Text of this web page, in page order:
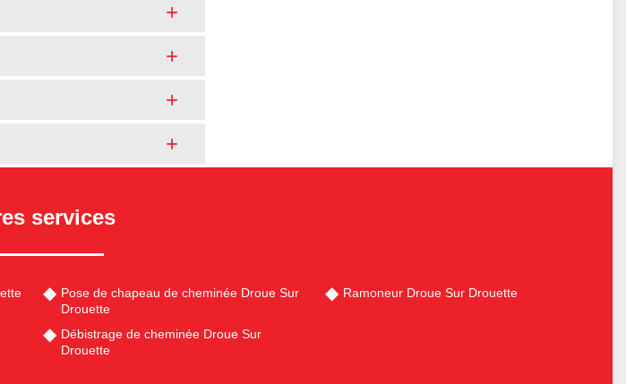
services
Pose de chapeau de cheminée Droue Sur
Drouette
Débistrage de cheminée Droue Sur
Drouette
Ramoneur Droue Sur Drouette